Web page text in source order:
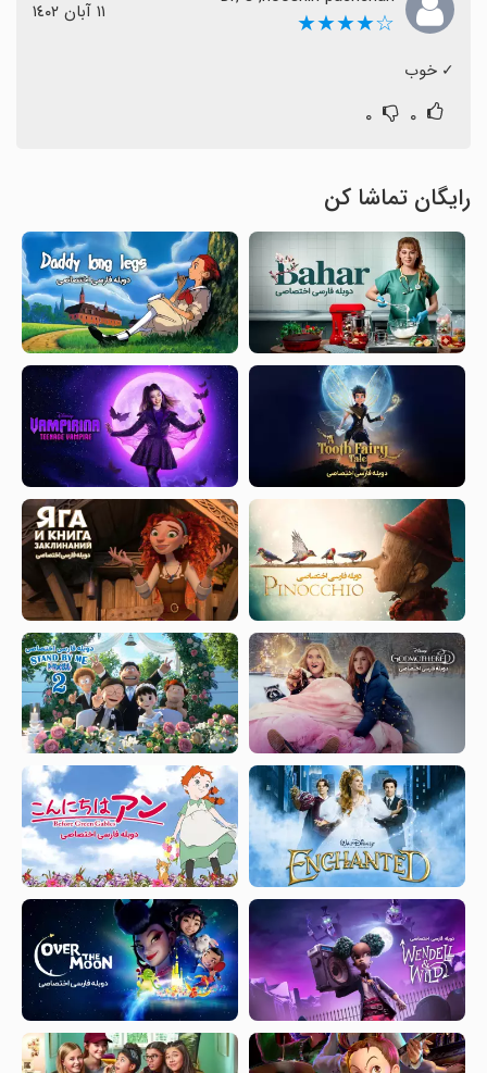
☆★★★★ ١١ آبان ١٤٠٢
‏✓ خوب
۰ ۰
رایگان تماشا کن